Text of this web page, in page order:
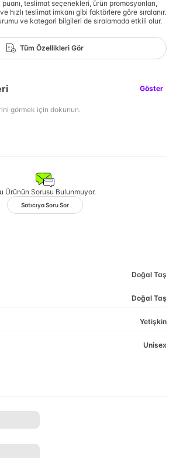
teslimat seçenekleri, ürün promosyonları,
hızlı teslimat imkanı gibi faktörlere göre sıralanır.
ve kategori bilgileri de sıralamada etkili olur.
Tüm Özellikleri Gör
Göster
görmek için dokunun.
Ürünün Sorusu Bulunmuyor.
Satıcıya Soru Sor
Doğal Taş
Doğal Taş
Yetişkin
Unisex